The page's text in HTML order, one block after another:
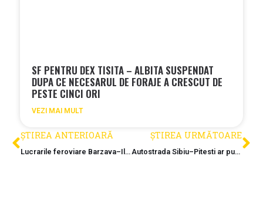
SF PENTRU DEX TISITA – ALBITA SUSPENDAT
DUPA CE NECESARUL DE FORAJE A CRESCUT DE
PESTE CINCI ORI
VEZI MAI MULT
ȘTIREA ANTERIOARĂ
Lucrarile feroviare Barzava–Ilteu se apropie de final
ȘTIREA URMĂTOARE
Autostrada Sibiu–Pitesti ar putea fi gata abia in 2030–2031